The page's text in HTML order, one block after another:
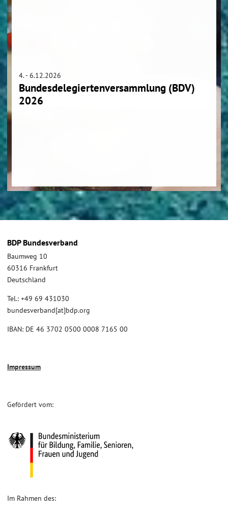
4. - 6.12.2026
Bundesdelegiertenversammlung (BDV)
2026
BDP Bundesverband
Baumweg 10
60316 Frankfurt
Deutschland
Tel.: +49 69 431030
bundesverband[at]bdp.org
IBAN: DE 46 3702 0500 0008 7165 00
Impressum
Gefördert vom:
Im Rahmen des: